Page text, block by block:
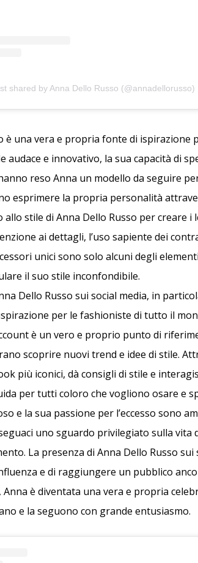
shared by Anna Dello Russo (@annadellorusso)
è una vera e propria fonte di ispirazione
audace e innovativo, la sua capacità di
reso Anna un modello da seguire
esprimere la propria personalità
stile di Anna Dello Russo per creare
ai dettagli, l’uso sapiente dei
unici sono solo alcuni degli
il suo stile inconfondibile.
Dello Russo sui social media, in
per le fashioniste di tutto il
è un vero e proprio punto di
scoprire nuovi trend e idee di stile.
più iconici, dà consigli di stile e
per tutti coloro che vogliono osare e
e la sua passione per l’eccesso sono
uno sguardo privilegiato sulla vita
La presenza di Anna Dello Russo sui
e di raggiungere un pubblico
è diventata una vera e propria
e la seguono con grande entusiasmo.